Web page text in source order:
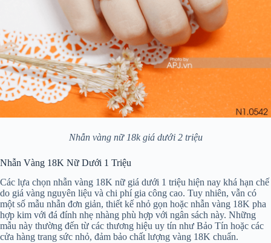
Nhẫn vàng nữ 18k giá dưới 2 triệu
Nhẫn Vàng 18K Nữ Dưới 1 Triệu
Các lựa chọn nhẫn vàng 18K nữ giá dưới 1 triệu hiện nay khá hạn chế
do giá vàng nguyên liệu và chi phí gia công cao. Tuy nhiên, vẫn có
một số mẫu nhẫn đơn giản, thiết kế nhỏ gọn hoặc nhẫn vàng 18K pha
hợp kim với đá đính nhẹ nhàng phù hợp với ngân sách này. Những
mẫu này thường đến từ các thương hiệu uy tín như Bảo Tín hoặc các
cửa hàng trang sức nhỏ, đảm bảo chất lượng vàng 18K chuẩn.